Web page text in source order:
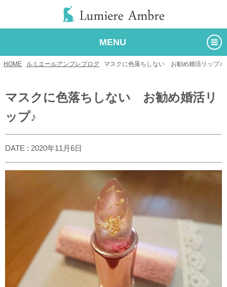
MENU
HOME ルミエールアンブレブログ マスクに色落ちしない お勧め婚活リップ♪
マスクに色落ちしない お勧め婚活リ
ップ♪
DATE : 2020年11月6日